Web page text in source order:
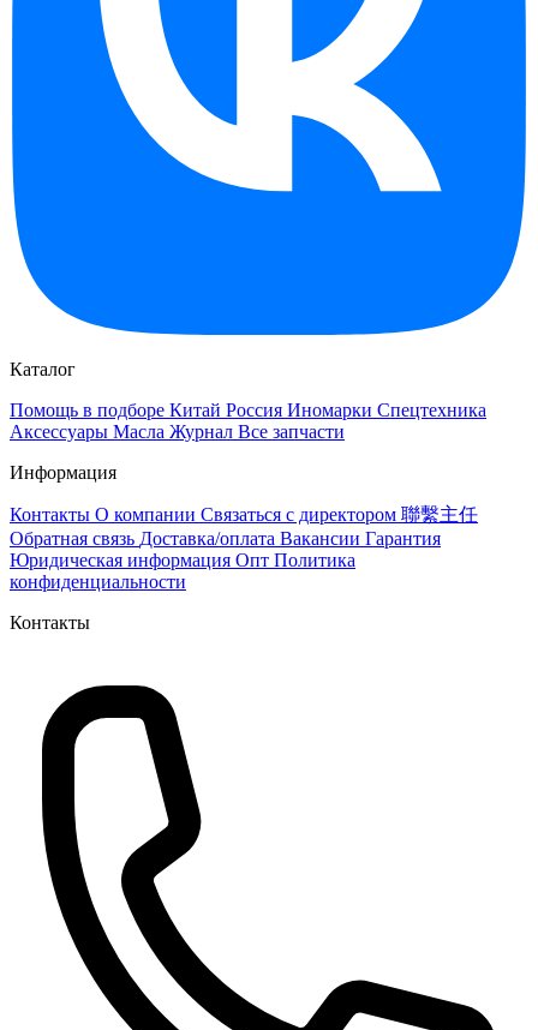
Каталог
Помощь в подборе Китай Россия Иномарки Спецтехника
Аксессуары Масла Журнал Все запчасти
Информация
Контакты О компании Связаться с директором 聯繫主任
Обратная связь Доставка/оплата Вакансии Гарантия
Юридическая информация Опт Политика
конфиденциальности
Контакты